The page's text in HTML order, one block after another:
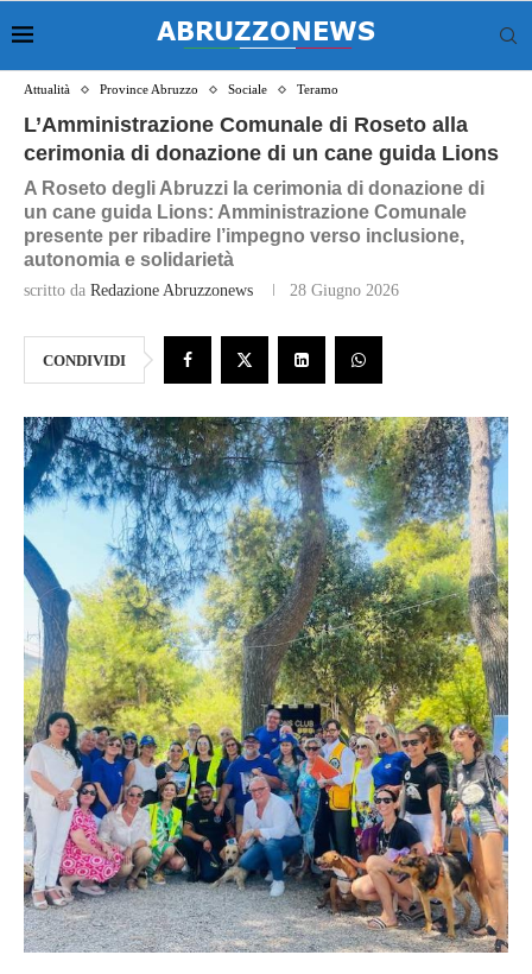
Attualità Province Abruzzo Sociale Teramo
L’Amministrazione Comunale di Roseto alla
cerimonia di donazione di un cane guida Lions
A Roseto degli Abruzzi la cerimonia di donazione di
un cane guida Lions: Amministrazione Comunale
presente per ribadire l’impegno verso inclusione,
autonomia e solidarietà
scritto da Redazione Abruzzonews 28 Giugno 2026
CONDIVIDI